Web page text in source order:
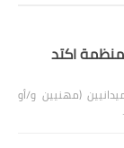
اكتد
(مهنيين و/أو